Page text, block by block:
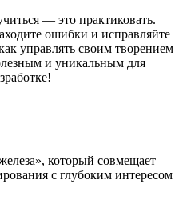
— это практиковать.
ошибки и исправляйте
управлять своим творением
и уникальным для
который совмещает
с глубоким интересом